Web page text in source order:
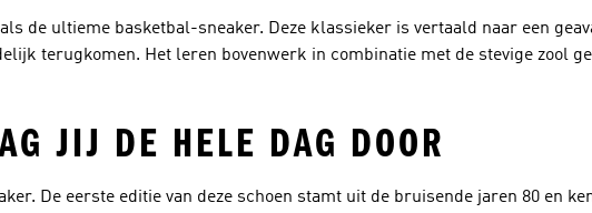
de ultieme basketbal-sneaker. Deze klassieker is vertaald naar een
terugkomen. Het leren bovenwerk in combinatie met de stevige zool
JIJ DE HELE DAG DOOR
De eerste editie van deze schoen stamt uit de bruisende jaren 80 en